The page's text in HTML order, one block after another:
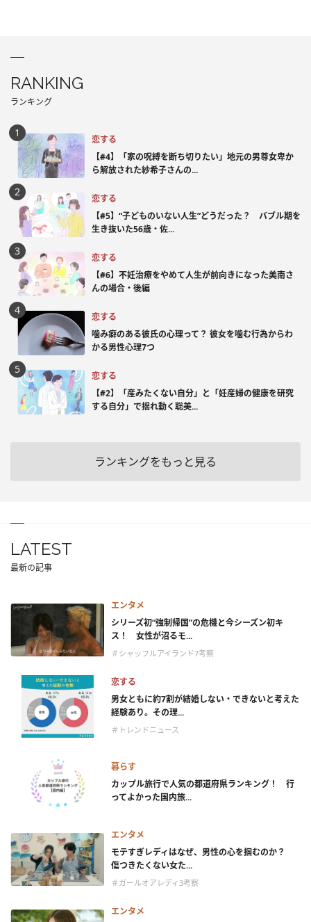
RANKING
ランキング
恋する
【#4】「家の呪縛を断ち切りたい」地元の男尊女卑か
ら解放された紗希子さんの...
恋する
【#5】“子どものいない人生”どうだった？ バブル期を
生き抜いた56歳・佐...
恋する
【#6】不妊治療をやめて人生が前向きになった美南さ
んの場合・後編
恋する
噛み癖のある彼氏の心理って？ 彼女を噛む行為からわ
かる男性心理7つ
恋する
【#2】「産みたくない自分」と「妊産婦の健康を研究
する自分」で揺れ動く聡美...
ランキングをもっと見る
LATEST
最新の記事
エンタメ
シリーズ初“強制帰国”の危機と今シーズン初キ
ス！ 女性が沼るモ...
＃シャッフルアイランド7考察
恋する
男女ともに約7割が結婚しない・できないと考えた
経験あり。その理...
＃トレンドニュース
暮らす
カップル旅行で人気の都道府県ランキング！ 行
ってよかった国内旅...
エンタメ
モテすぎレディはなぜ、男性の心を掴むのか？
傷つきたくない女た...
＃ガールオアレディ3考察
エンタメ